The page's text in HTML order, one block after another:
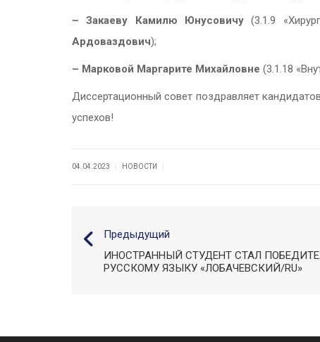
– Закаеву Камилю Юнусовичу(3.1.9
Ардоваздович);
– Марковой Маргарите Михайловне (3.1.18
Диссертационный совет поздравляет
успехов!
04.04.2023 НОВОСТИ
Предыдущий
ИНОСТРАННЫЙ СТУДЕНТ СТАЛ
РУССКОМУ ЯЗЫКУ «ЛОБАЧЕВСКИЙ/RU»